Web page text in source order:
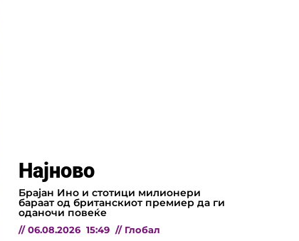
Најново
Брајан Ино и стотици милионери
бараат од британскиот премиер да ги
оданочи повеќе
// 06.08.2026 15:49 // Глобал